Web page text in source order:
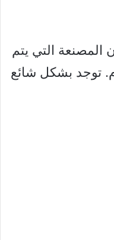
المصنعة التي يتم
توجد بشكل شائع